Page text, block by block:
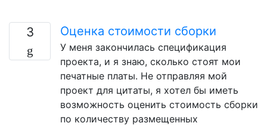
3 Оценка стоимости сборки
У меня закончилась спецификация
проекта, и я знаю, сколько стоят мои
печатные платы. Не отправляя мой
проект для цитаты, я хотел бы иметь
возможность оценить стоимость сборки
по количеству размещенных